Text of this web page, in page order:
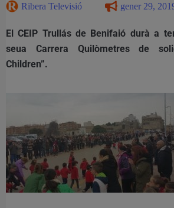
Ribera Televisió gener 29,
El CEIP Trullás de Benifaió durà a
seua Carrera Quilòmetres de
Children”.